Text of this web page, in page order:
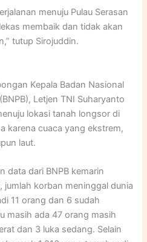
menuju Pulau Serasan
membaik dan tidak akan
tutup Sirojuddin.
Kepala Badan Nasional
Letjen TNI Suharyanto
lokasi tanah longsor di
karena cuaca yang ekstrem,
laut.
data dari BNPB kemarin
jumlah korban meninggal dunia
11 orang dan 6 sudah
masih ada 47 orang masih
dan 3 luka sedang. Selain